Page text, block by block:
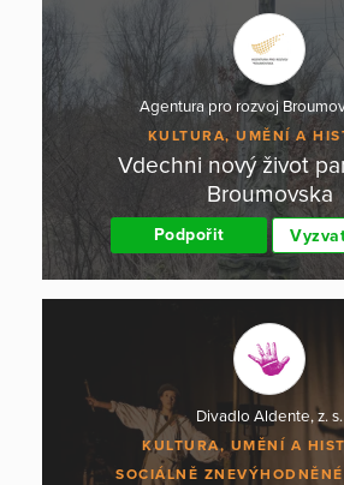
Agentura pro rozvoj
KULTURA, UMĚNÍ A
Vdechni nový život
Broumovska
Podpořit
Divadlo Aldente, z. s.
KULTURA, UMĚNÍ A
SOCIÁLNĚ